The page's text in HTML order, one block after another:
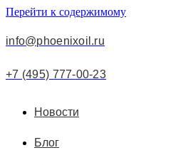
Перейти к содержимому
info@phoenixoil.ru
+7 (495) 777-00-23
Новости
Блог